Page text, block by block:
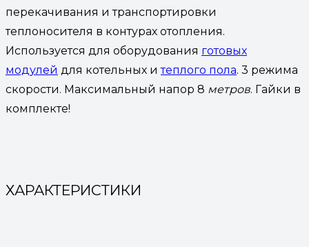
перекачивания и транспортировки
теплоносителя в контурах отопления.
Используется для оборудования готовых
модулей для котельных итеплого пола. 3 режима
скорости. Максимальный напор 8 метров. Гайки в
комплекте!
ХАРАКТЕРИСТИКИ